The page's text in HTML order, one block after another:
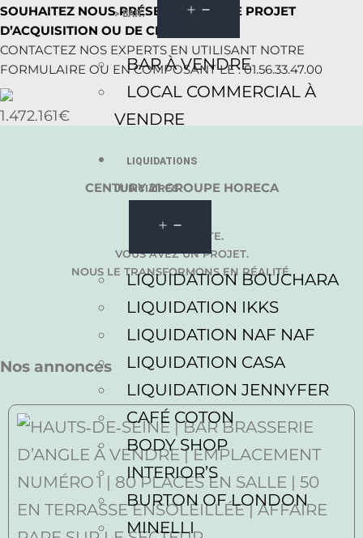
> BAR.
BAR À VENDRE
LOCAL COMMERCIAL À
VENDRE
LIQUIDATIONS
JUDICIAIRES
LIQUIDATION BOUCHARA
LIQUIDATION IKKS
LIQUIDATION NAF NAF
LIQUIDATION CASA
LIQUIDATION JENNYFER
CAFÉ COTON
BODY SHOP
INTERIOR’S
BURTON OF LONDON
MINELLI
SOUHAITEZ NOUS PRÉSENTER VOTRE PROJET
D’ACQUISITION OU DE CESSION ?
CONTACTEZ NOS EXPERTS EN UTILISANT NOTRE
FORMULAIRE OU EN COMPOSANT LE : 01.56.33.47.00
1.472.161€
CENTURY 21 GROUPE HORECA
ACHAT. VENTE.
VOUS AVEZ UN PROJET.
NOUS LE TRANSFORMONS EN RÉALITÉ.
Nos annonces